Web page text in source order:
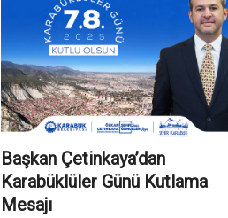
Başkan Çetinkaya’dan
Karabüklüler Günü Kutlama
Mesajı